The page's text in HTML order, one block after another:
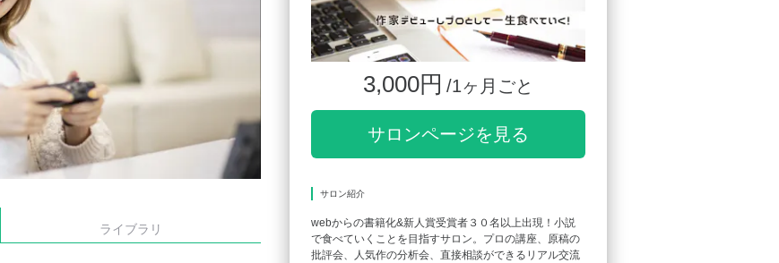
ライブラリ
3,000円 /1ヶ月ごと
サロンページを見る
サロン紹介
webからの書籍化&新人賞受賞者３０名以上出現！小説
で食べていくことを目指すサロン。プロの講座、原稿の
批評会、人気作の分析会、直接相談ができるリアル交流